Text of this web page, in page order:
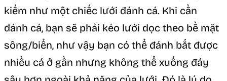
kiếm như một chiếc lưới đánh cá. Khi cần
đánh cá, bạn sẽ phải kéo lưới dọc theo bề mặt
sông/biển, như vậy bạn có thể đánh bắt được
nhiều cá ở gần nhưng không thể xuống đáy